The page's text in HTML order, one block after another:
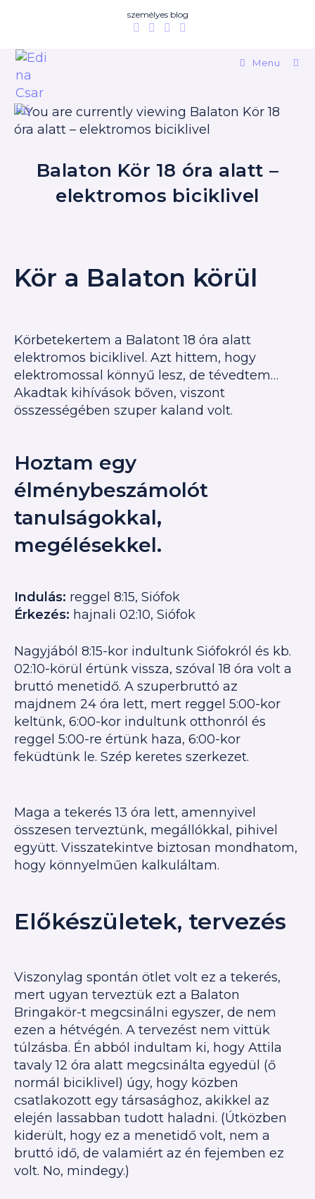
személyes blog
Menu
Balaton Kör 18 óra alatt –
elektromos biciklivel
Kör a Balaton körül
Körbetekertem a Balatont 18 óra alatt
elektromos biciklivel. Azt hittem, hogy
elektromossal könnyű lesz, de tévedtem…
Akadtak kihívások bőven, viszont
összességében szuper kaland volt.
Hoztam egy
élménybeszámolót
tanulságokkal,
megélésekkel.
Indulás: reggel 8:15, Siófok
Érkezés: hajnali 02:10, Siófok
Nagyjából 8:15-kor indultunk Siófokról és kb.
02:10-körül értünk vissza, szóval 18 óra volt a
bruttó menetidő. A szuperbruttó az
majdnem 24 óra lett, mert reggel 5:00-kor
keltünk, 6:00-kor indultunk otthonról és
reggel 5:00-re értünk haza, 6:00-kor
feküdtünk le. Szép keretes szerkezet.
Maga a tekerés 13 óra lett, amennyivel
összesen terveztünk, megállókkal, pihivel
együtt. Visszatekintve biztosan mondhatom,
hogy könnyelműen kalkuláltam.
Előkészületek, tervezés
Viszonylag spontán ötlet volt ez a tekerés,
mert ugyan terveztük ezt a Balaton
Bringakör-t megcsinálni egyszer, de nem
ezen a hétvégén. A tervezést nem vittük
túlzásba. Én abból indultam ki, hogy Attila
tavaly 12 óra alatt megcsinálta egyedül (ő
normál biciklivel) úgy, hogy közben
csatlakozott egy társasághoz, akikkel az
elején lassabban tudott haladni. (Útközben
kiderült, hogy ez a menetidő volt, nem a
bruttó idő, de valamiért az én fejemben ez
volt. No, mindegy.)